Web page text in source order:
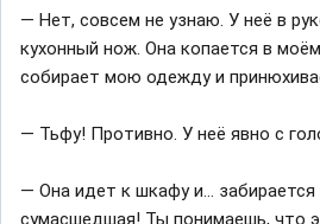
— Нет, совсем не узнаю. У неё в
кухонный нож. Она копается в
собирает мою одежду и
— Тьфу! Противно. У неё явно с
— Она идет к шкафу и…
сумасшедшая! Ты понимаешь, что